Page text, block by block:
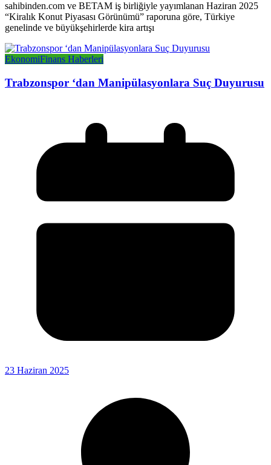
sahibinden.com ve BETAM iş birliğiyle yayımlanan Haziran 2025
“Kiralık Konut Piyasası Görünümü” raporuna göre, Türkiye
genelinde ve büyükşehirlerde kira artışı
EkonomiFinans Haberleri
Trabzonspor ‘dan Manipülasyonlara Suç Duyurusu
23 Haziran 2025